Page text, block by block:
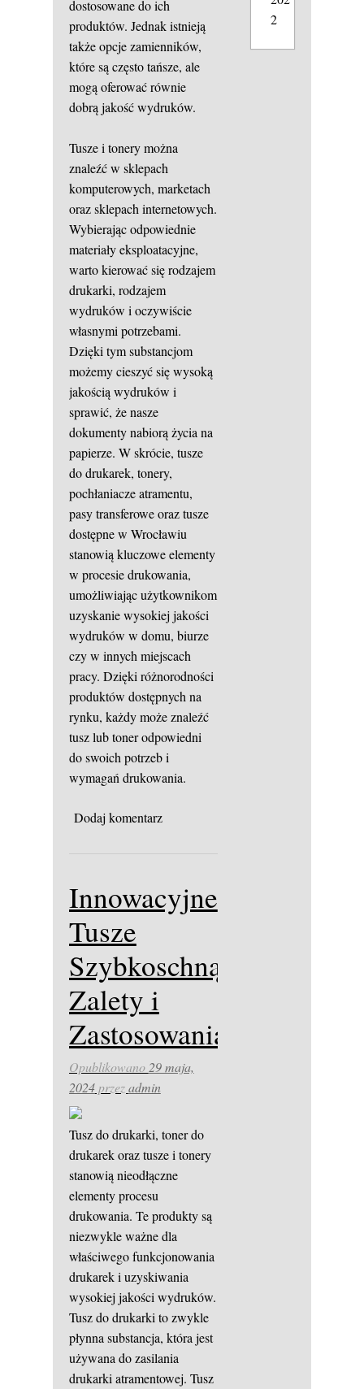
dostosowane do ich
produktów. Jednak istnieją
także opcje zamienników,
które są często tańsze, ale
mogą oferować równie
dobrą jakość wydruków.
Tusze i tonery można
znaleźć w sklepach
komputerowych, marketach
oraz sklepach internetowych.
Wybierając odpowiednie
materiały eksploatacyjne,
warto kierować się rodzajem
drukarki, rodzajem
wydruków i oczywiście
własnymi potrzebami.
Dzięki tym substancjom
możemy cieszyć się wysoką
jakością wydruków i
sprawić, że nasze
dokumenty nabiorą życia na
papierze. W skrócie, tusze
do drukarek, tonery,
pochłaniacze atramentu,
pasy transferowe oraz tusze
dostępne w Wrocławiu
stanowią kluczowe elementy
w procesie drukowania,
umożliwiając użytkownikom
uzyskanie wysokiej jakości
wydruków w domu, biurze
czy w innych miejscach
pracy. Dzięki różnorodności
produktów dostępnych na
rynku, każdy może znaleźć
tusz lub toner odpowiedni
do swoich potrzeb i
wymagań drukowania.
Dodaj komentarz
Innowacyjne
Tusze
Szybkoschnące:
Zalety i
Zastosowania
Opublikowano 29 maja,
2024przezadmin
Tusz do drukarki, toner do
drukarek oraz tusze i tonery
stanowią nieodłączne
elementy procesu
drukowania. Te produkty są
niezwykle ważne dla
właściwego funkcjonowania
drukarek i uzyskiwania
wysokiej jakości wydruków.
Tusz do drukarki to zwykle
płynna substancja, która jest
używana do zasilania
drukarki atramentowej. Tusz
2